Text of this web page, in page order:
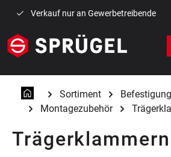
Zum Hauptinhalt springen
Verkauf nur an Gewerbetreibende
Sortiment
Montagezubehör